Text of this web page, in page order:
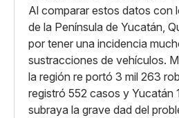
Al comparar estos datos con
de la Península de Yucatán,
por tener una incidencia
sustracciones de vehículos.
la región re portó 3 mil 263
registró 552 casos y Yucatán
subraya la grave dad del